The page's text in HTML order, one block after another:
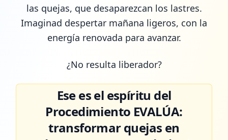
las quejas, que desaparezcan los lastres.
Imaginad despertar mañana ligeros, con la
energía renovada para avanzar.
¿No resulta liberador?
Ese es el espíritu del
Procedimiento EVALÚA:
transformar quejas en